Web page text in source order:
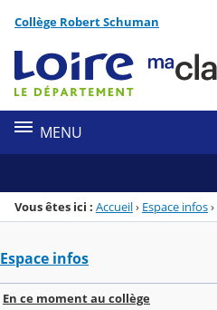
Menu de la rubrique
Contenu
Collège Robert Schuman
MENU
Vous êtes ici : Accueil› Espace infos›
Espace infos
En ce moment au collège